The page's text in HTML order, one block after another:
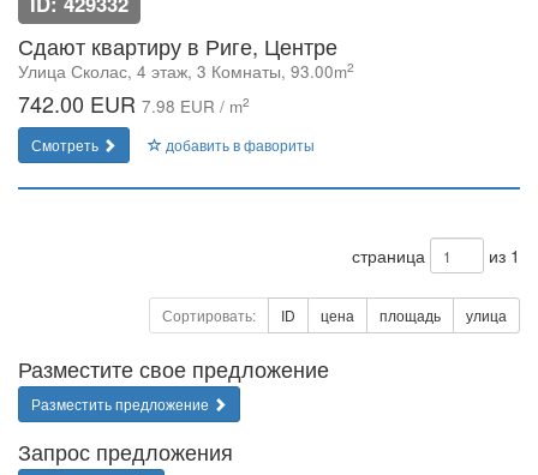
Сдают квартиру в Риге, Центре
Улица Сколас, 4 этаж, 3 Комнаты, 93.00m2
742.00 EUR 7.98 EUR / m2
Смотреть добавить в фавориты
страница из 1
Сортировать: ID цена площадь улица
Разместите свое предложение
Разместить предложение
Запрос предложения